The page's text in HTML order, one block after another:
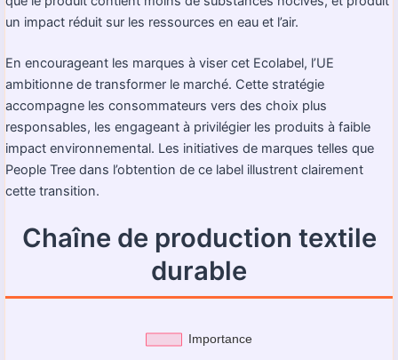
un impact réduit sur les ressources en eau et l’air.
En encourageant les marques à viser cet Ecolabel, l’UE
ambitionne de transformer le marché. Cette stratégie
accompagne les consommateurs vers des choix plus
responsables, les engageant à privilégier les produits à faible
impact environnemental. Les initiatives de marques telles que
People Tree dans l’obtention de ce label illustrent clairement
cette transition.
Chaîne de production textile
durable